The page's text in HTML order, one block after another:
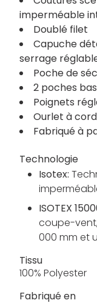
imperméable
Doublé filet
Capuche
serrage
Poche de
2 poches
Poignets
Ourlet à
Fabriqué à
Technologie
Isotex:
ISOTEX
coupe-
000 mm et
Tissu
100% Polyester
Fabriqué en